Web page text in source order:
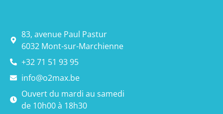
83, avenue Paul Pastur
6032 Mont-sur-Marchienne
+32 71 51 93 95
info@o2max.be
Ouvert du mardi au samedi
de 10h00 à 18h30